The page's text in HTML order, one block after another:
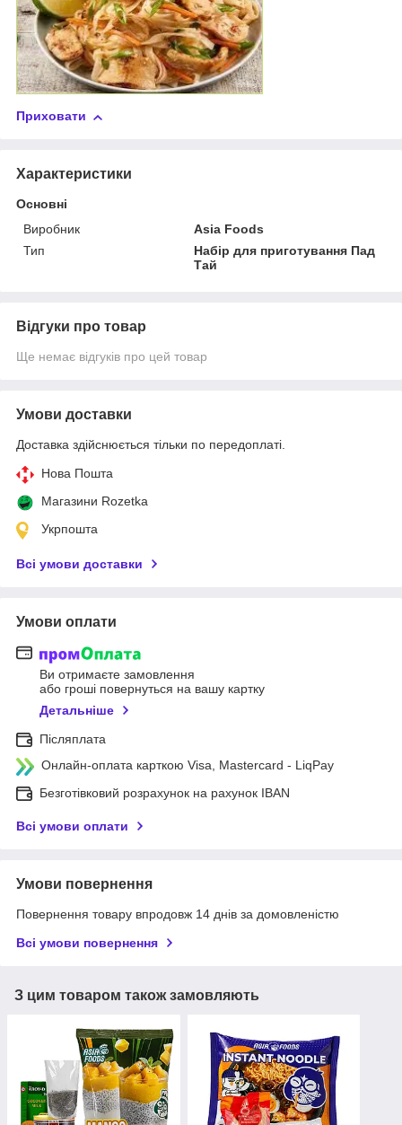
Приховати
Характеристики
Основні
Виробник
Asia Foods
Тип
Набір для приготування Пад
Тай
Відгуки про товар
Ще немає відгуків про цей товар
Умови доставки
Доставка здійснюється тільки по передоплаті.
Нова Пошта
Магазини Rozetka
Укрпошта
Всі умови доставки
Умови оплати
Ви отримаєте замовлення
або гроші повернуться на вашу картку
Детальніше
Післяплата
Онлайн-оплата карткою Visa, Mastercard - LiqPay
Безготівковий розрахунок на рахунок IBAN
Всі умови оплати
Умови повернення
Повернення товару впродовж 14 днів за домовленістю
Всі умови повернення
З цим товаром також замовляють